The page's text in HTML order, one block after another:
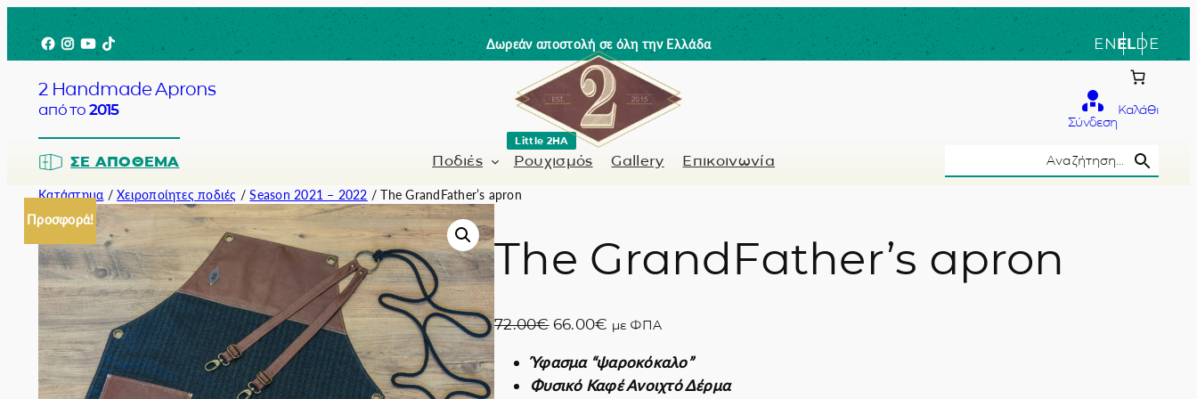
Μετάβαση
στο
περιεχόμενο
Facebook
Instagram
YouTube
TikTok Δωρεάν αποστολή σε όλη την Ελλάδα ENELDE
2 Handmade Aprons
από το 2015
Σύνδεση
Καλάθι
ΣΕ ΑΠΌΘΕΜΑ Ποδιές
Barista
Bartender / Barman
Σερβιτόρος
Σεφ
Κουρέας-Κομμωτής Γνήσιο δέρμα
Coffee Lovers
Ρουχισμός
Little 2HA
Gallery Επικοινωνία
Κατάστημα /Χειροποίητες ποδιές /Season 2021 – 2022 / The GrandFather’s apron
Προσφορά!
The GrandFather’s apron
72.00€ O
i
g
66.00€ Η
ρ
έ
με ΦΠΑ
Ύφασμα “ψαροκόκαλο”
Φυσικό Καφέ Ανοιχτό Δέρμα